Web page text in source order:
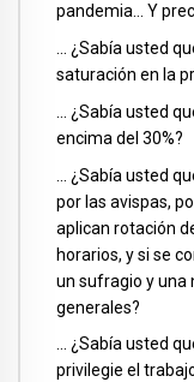
pandemia… Y
… ¿Sabía usted
saturación en la
… ¿Sabía usted
encima del 30%?
… ¿Sabía usted
por las avispas,
aplican rotación
horarios, y si se
un sufragio y una
generales?
… ¿Sabía usted
privilegie el